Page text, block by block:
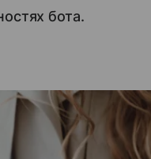
бота.